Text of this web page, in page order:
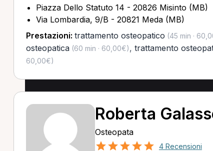
Piazza Dello Statuto 14 - 20826 Misinto (MB)
Via Lombardia, 9/B - 20821 Meda (MB)
Prestazioni: trattamento osteopatico (45 min ·
osteopatica(60 min · 60,00€), trattamento
60,00€)
Roberta
Osteopata
4 Recensioni